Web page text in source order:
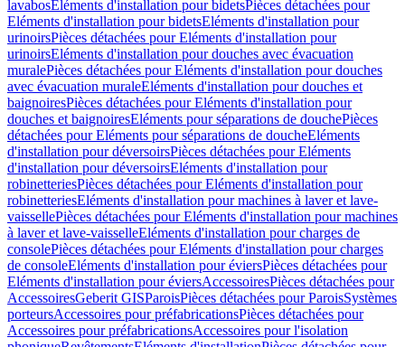
lavabosEléments d'installation pour bidetsPièces détachées pour
Eléments d'installation pour bidetsEléments d'installation pour
urinoirsPièces détachées pour Eléments d'installation pour
urinoirsEléments d'installation pour douches avec évacuation
muralePièces détachées pour Eléments d'installation pour douches
avec évacuation muraleEléments d'installation pour douches et
baignoiresPièces détachées pour Eléments d'installation pour
douches et baignoiresEléments pour séparations de douchePièces
détachées pour Eléments pour séparations de doucheEléments
d'installation pour déversoirsPièces détachées pour Eléments
d'installation pour déversoirsEléments d'installation pour
robinetteriesPièces détachées pour Eléments d'installation pour
robinetteriesEléments d'installation pour machines à laver et lave-
vaissellePièces détachées pour Eléments d'installation pour machines
à laver et lave-vaisselleEléments d'installation pour charges de
consolePièces détachées pour Eléments d'installation pour charges
de consoleEléments d'installation pour éviersPièces détachées pour
Eléments d'installation pour éviersAccessoiresPièces détachées pour
AccessoiresGeberit GISParoisPièces détachées pour ParoisSystèmes
porteursAccessoires pour préfabricationsPièces détachées pour
Accessoires pour préfabricationsAccessoires pour l'isolation